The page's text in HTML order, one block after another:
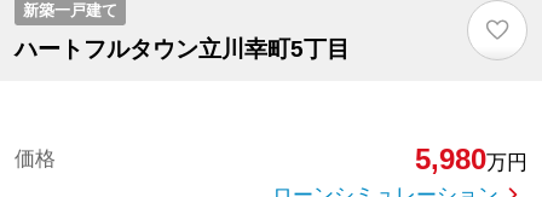
新築一戸建て
ハートフルタウン立川幸町5丁目
♡
価格 5,980万円